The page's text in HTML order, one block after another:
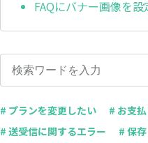
FAQにバナー画像を
# プランを変更したい # お支
# 送受信に関するエラー
# 保